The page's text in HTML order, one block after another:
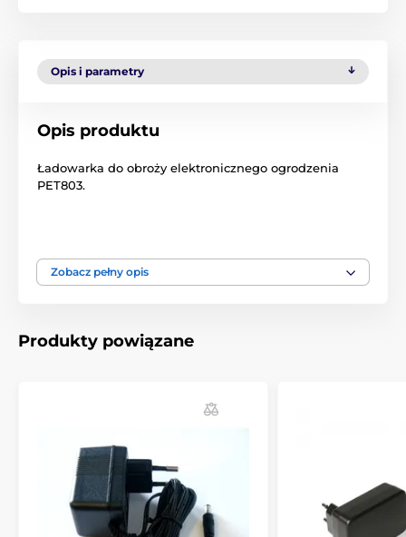
Opis i parametry
Opis produktu
Ładowarka do obroży elektronicznego ogrodzenia
PET803.
Akcesoria do ogrodzeń
Zobacz pełny opis
Produkty powiązane